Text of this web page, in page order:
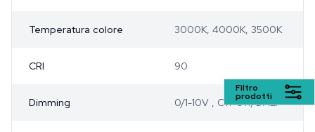
Temperatura colore 3000K, 4000K, 3500K
CRI 90
Dimming 0/1-10V , On-Off, DALI
Filtro
prodotti